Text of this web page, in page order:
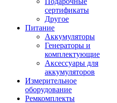
сертификаты
Другое
Питание
Аккумуляторы
Генераторы и
комплектующие
Аксессуары для
аккумуляторов
Измерительное
оборудование
Ремкомплекты